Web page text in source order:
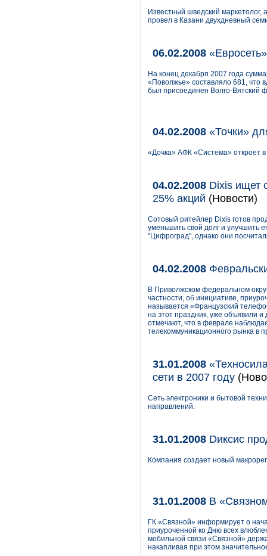
Известный шведский маркетолог,
провел в Казани двухдневный
06.02.2008
На конец декабря 2007 года
«Поволжье» составляло 681, что
был присоединен Волго-Вятский
04.02.2008 «Точки»
«Дочка» АФК «Система» откроет
04.02.2008 Dixis ищет
25% акций (Новости)
Сотовый ритейлер Dixis готов
уменьшить свой долг и улучшить
"Цифроград", однако они
04.02.2008
В Приволжском федеральном
частности, об инициативе,
называется «Французский
на этот праздник, уже объявили и
отмечают, что в феврале
телекоммуникационного рынка в
31.01.2008
сети в 2007 году
Сеть электроники и бытовой
направлений.
31.01.2008 Dиксис
Компания создает новый
31.01.2008 В
ГК «Связной» информирует о
приуроченной ко Дню всех
мобильной связи «Связной»
накапливая при этом